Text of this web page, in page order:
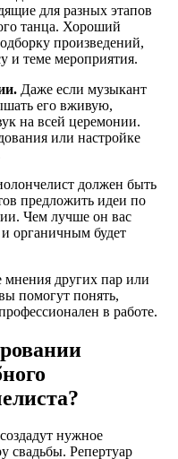
для разных этапов
танца. Хороший
произведений,
и теме мероприятия.
Даже если музыкант
его вживую,
на всей церемонии.
или настройке
должен быть
предложить идеи по
Чем лучше он вас
органичным будет
мнения других пар или
помогут понять,
в работе.
нужное
свадьбы. Репертуар